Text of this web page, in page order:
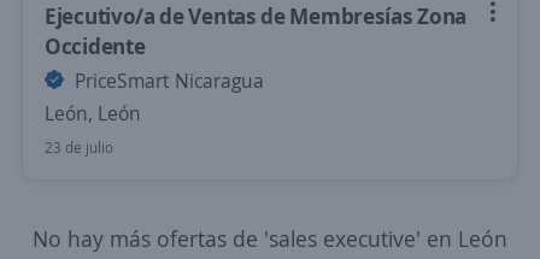
Ejecutivo/a de Ventas de Membresías Zona
Occidente
PriceSmart Nicaragua
León, León
23 de julio
No hay más ofertas de 'sales executive' en León